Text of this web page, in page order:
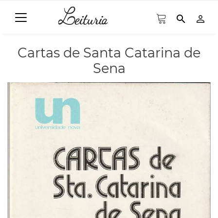
search person_outline
Cartas de Santa Catarina de
Sena